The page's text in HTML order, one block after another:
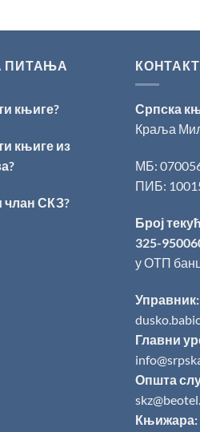
ПИТАЊА
књиге?
књиге из
члан СКЗ?
Српска
Краља
МБ:
ПИБ:
Број
325-
у ОТП
Управник:
Главни
Општа
Књижара: